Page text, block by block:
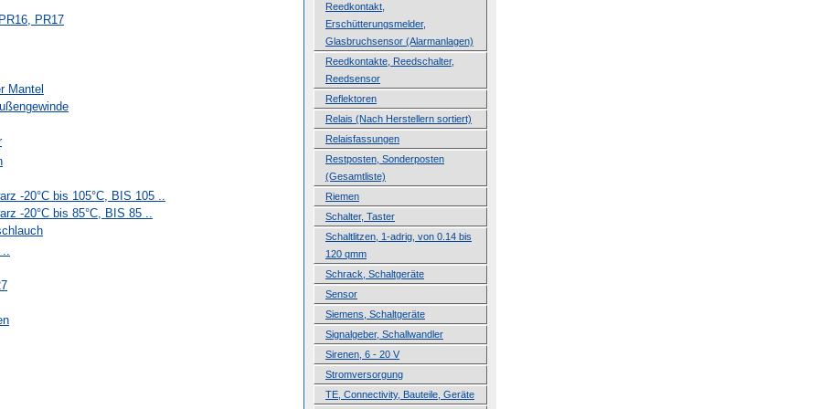
PR17
Mantel
-20°C bis 105°C, BIS 105 ..
-20°C bis 85°C, BIS 85 ..
Reedkontakt,
Erschütterungsmelder,
Glasbruchsensor (Alarmanlagen)
Reedkontakte, Reedschalter,
Reedsensor
Reflektoren
Relais (Nach Herstellern sortiert)
Relaisfassungen
Restposten, Sonderposten
(Gesamtliste)
Riemen
Schalter, Taster
Schaltlitzen, 1-adrig, von 0.14 bis
120 qmm
Schrack, Schaltgeräte
Sensor
Siemens, Schaltgeräte
Signalgeber, Schallwandler
Sirenen, 6 - 20 V
Stromversorgung
TE, Connectivity, Bauteile, Geräte